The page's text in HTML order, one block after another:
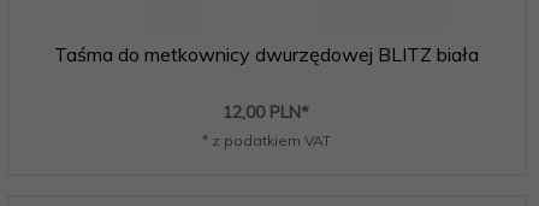
Taśma do metkownicy dwurzędowej BLITZ biała
12,00 PLN*
* z podatkiem VAT